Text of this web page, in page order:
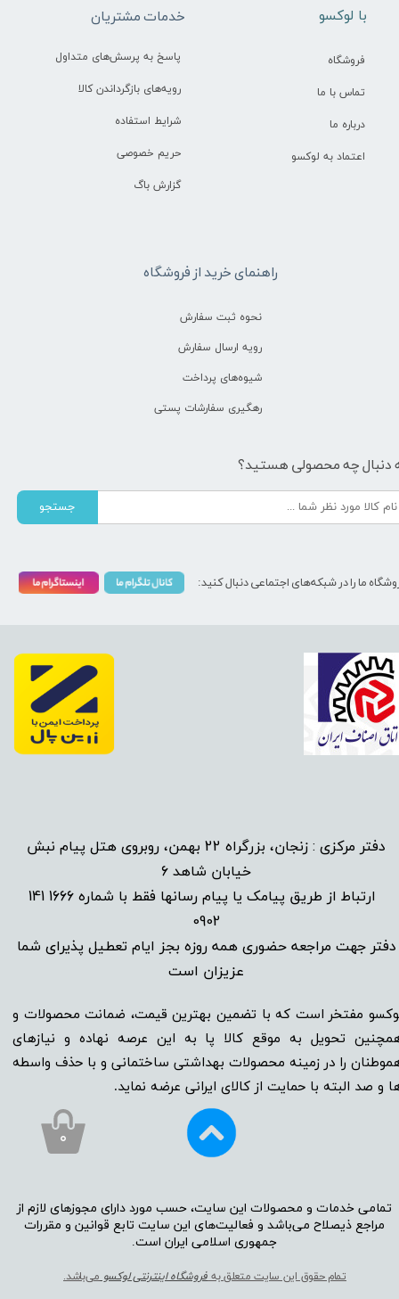
دفتر مرکزی : زنجان، بزرگراه 22 بهمن، روبروی هتل پیام نبش
خیابان شاهد 6
ارتباط از طریق پیامک یا پیام رسانها فقط با شماره
1666 141
0902
دفتر جهت مراجعه حضوری همه روزه بجز ایام تعطیل پذیرای شما
عزیزان است​​​​​​​
مفتخر است که با تضمین بهترین قیمت، ضمانت محصولات و
تحویل به موقع کالا پا به این عرصه نهاده و نیاز‌‌‌‌‌‌‌‌های
را در زمینه‌‌‌ محصولات بهداشتی ساختمانی و با حذف واسطه
و صد البته با حمایت از کالای ایرانی عرضه نماید.
تمامی خدمات و محصولات این سایت، حسب مورد دارای مجوز‌‌‌‌های لازم از
مراجع ذیصلاح می‌باشد و فعالیت‌‌‌‌های این سایت تابع قوانین و مقررات
جمهوری اسلامی ایران است.​​​​​​​
تمام حقوق این سایت متعلق بهفروشگاه اینترنتی لوکسومی‌باشد.
راهنمای خرید از فروشگاه
نحوه ثبت سفارش
رویه ارسال سفارش
شیوه‌های پرداخت
رهگیری سفارشات پستی
خدمات مشتریان
پاسخ به پرسش‌های متداول
رویه‌های بازگرداندن کالا
شرایط استفاده
حریم خصوصی
گزارش باگ
​با لوکسو
فروشگاه
تماس با ما
درباره ما
اعتماد به لوکسو
دنبال چه محصولی هستید؟
جستجو
ما را در شبکه‌های اجتماعی دنبال کنید:
۰